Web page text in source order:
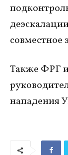
совместное
Также ФРГ
нападения